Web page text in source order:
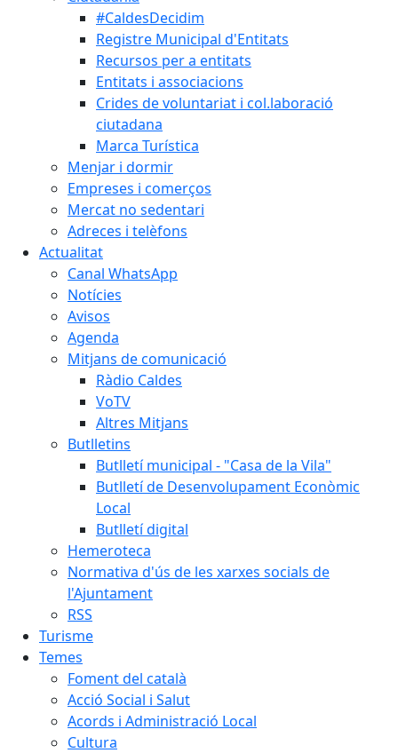
#CaldesDecidim
Registre Municipal d'Entitats
Recursos per a entitats
Entitats i associacions
Crides de voluntariat i col.laboració
ciutadana
Marca Turística
Menjar i dormir
Empreses i comerços
Mercat no sedentari
Adreces i telèfons
Actualitat
Canal WhatsApp
Notícies
Avisos
Agenda
Mitjans de comunicació
Ràdio Caldes
VoTV
Altres Mitjans
Butlletins
Butlletí municipal - "Casa de la Vila"
Butlletí de Desenvolupament Econòmic
Local
Butlletí digital
Hemeroteca
Normativa d'ús de les xarxes socials de
l'Ajuntament
RSS
Turisme
Temes
Foment del català
Acció Social i Salut
Acords i Administració Local
Cultura